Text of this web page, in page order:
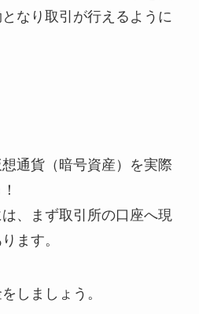
なり取引が行えるように
通貨（暗号資産）を実際
、まず取引所の口座へ現
ます。
しましょう。